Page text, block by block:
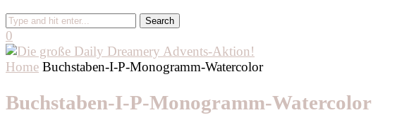
0
Home Buchstaben-I-P-Monogramm-Watercolor
Buchstaben-I-P-Monogramm-Watercolor